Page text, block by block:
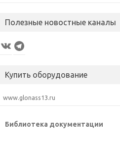
Полезные новостные каналы
VK Telegram
Купить оборудование
www.glonass13.ru
Библиотека документации